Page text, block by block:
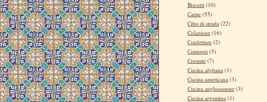
Biscotti (10)
Carne (55)
Cibo di strada (22)
Colazione (16)
Confetture (2)
Contorni (5)
Crostate (7)
Cucina afghana (1)
Cucina americana (3)
Cucina anglosassone (3)
Cucina argentina (1)